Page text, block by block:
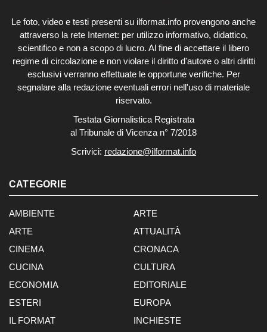
Le foto, video e testi presenti su ilformat.info provengono anche
attraverso la rete Internet: per utilizzo informativo, didattico,
scientifico e non a scopo di lucro. Al fine di accettare il libero
regime di circolazione e non violare il diritto d'autore o altri diritti
esclusivi verranno effettuate le opportune verifiche. Per
segnalare alla redazione eventuali errori nell'uso di materiale
riservato.
Testata Giornalistica Registrata
al Tribunale di Vicenza n° 7/2018
Scrivici: redazione@ilformat.info
CATEGORIE
AMBIENTE
ARTE
ARTE
ATTUALITÀ
CINEMA
CRONACA
CUCINA
CULTURA
ECONOMIA
EDITORIALE
ESTERI
EUROPA
IL FORMAT
INCHIESTE